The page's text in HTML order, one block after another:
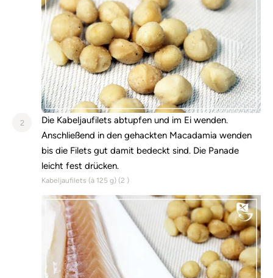
2
Die Kabeljaufilets abtupfen und im Ei wenden.
Anschließend in den gehackten Macadamia wenden
bis die Filets gut damit bedeckt sind. Die Panade
leicht fest drücken.
Kabeljaufilets (à 125 g) (2 )